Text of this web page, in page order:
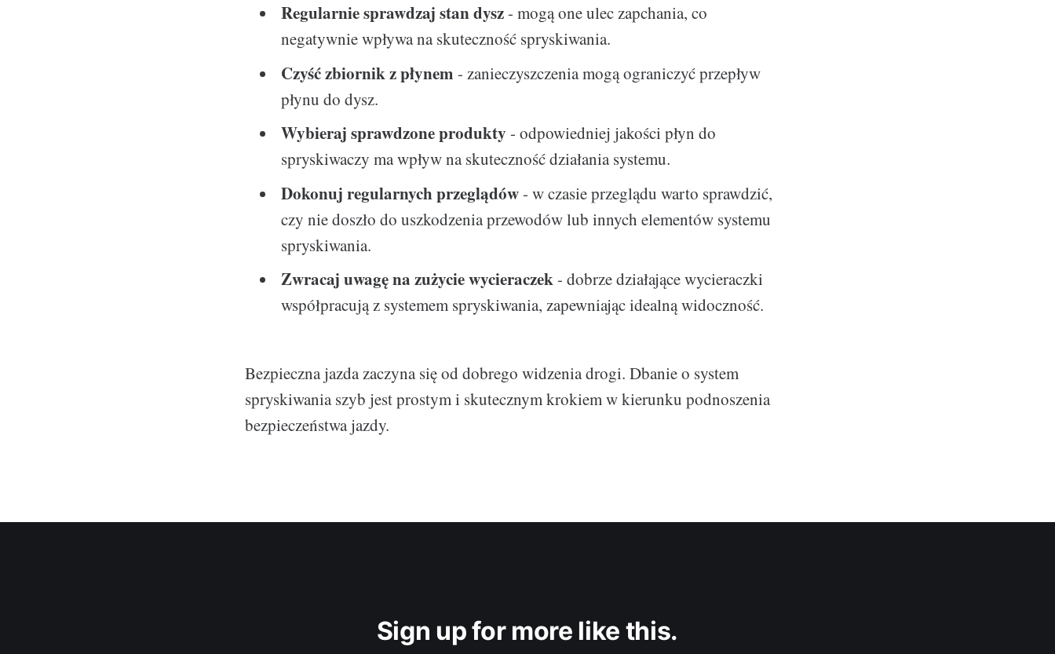
Regularnie sprawdzaj stan dysz- mogą one ulec zapchania, co
negatywnie wpływa na skuteczność spryskiwania.
Czyść zbiornik z płynem- zanieczyszczenia mogą ograniczyć przepływ
płynu do dysz.
Wybieraj sprawdzone produkty- odpowiedniej jakości płyn do
spryskiwaczy ma wpływ na skuteczność działania systemu.
Dokonuj regularnych przeglądów- w czasie przeglądu warto sprawdzić,
czy nie doszło do uszkodzenia przewodów lub innych elementów systemu
spryskiwania.
Zwracaj uwagę na zużycie wycieraczek- dobrze działające wycieraczki
współpracują z systemem spryskiwania, zapewniając idealną widoczność.
Bezpieczna jazda zaczyna się od dobrego widzenia drogi. Dbanie o system
spryskiwania szyb jest prostym i skutecznym krokiem w kierunku podnoszenia
bezpieczeństwa jazdy.
Sign up for more like this.